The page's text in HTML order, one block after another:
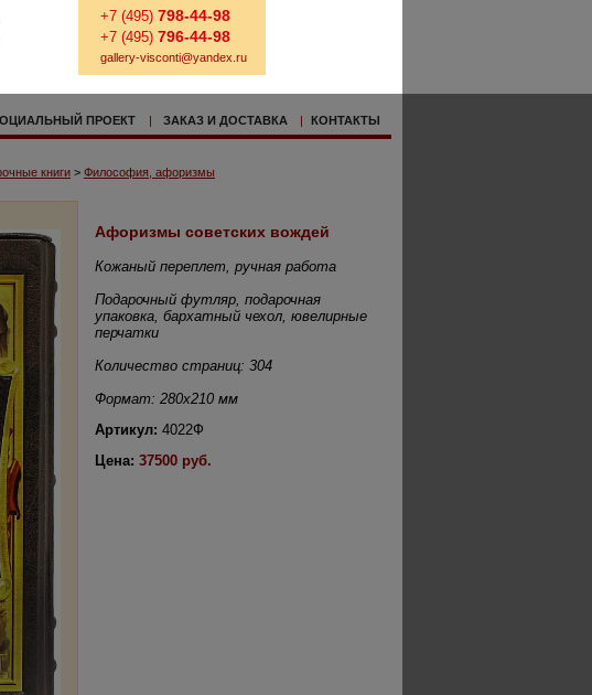
+7 (495) 798-44-98
+7 (495) 796-44-98
gallery-visconti@yandex.ru
ПРОЕКТ | ЗАКАЗ И ДОСТАВКА | КОНТАКТЫ
книги > Философия, афоризмы
Афоризмы советских вождей
Кожаный переплет, ручная работа
Подарочный футляр, подарочная
упаковка, бархатный чехол, ювелирные
перчатки
Количество страниц: 304
Формат: 280х210 мм
Артикул: 4022Ф
Цена: 37500 руб.